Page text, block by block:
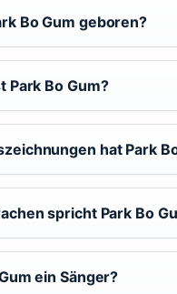
Bo Gum geboren?
Park Bo Gum?
hat Park
spricht Park Bo
ein Sänger?